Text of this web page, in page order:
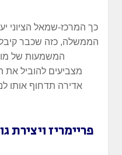
כך המרכז-שמאל הציוני
הממשלה, כזה שכבר קיבל
המשמעות של
מצביעים להוביל את
אדירה תדחוף אותו
פריימריז ויצירת